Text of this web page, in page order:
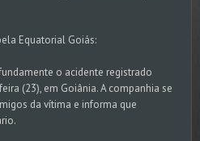
Equatorial Goiás:
o acidente registrado
(23), em Goiânia. A companhia se
da vítima e informa que